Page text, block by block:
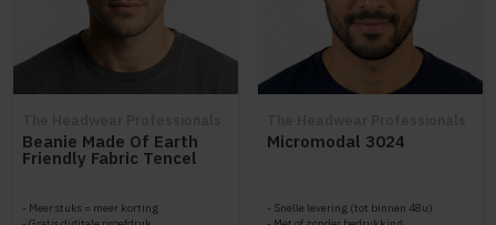
Beanie Made Of Earth
Friendly Fabric Tencel
Meer stuks = meer korting
Micromodal 3024
Snelle levering (tot binnen 48u)